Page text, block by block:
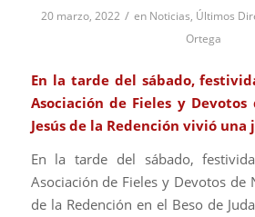
20 marzo, 2022 / en Noticias, Últimos
Ortega
En la tarde del sábado,
Asociación de Fieles y
Jesús de la Redención vivió
En la tarde del sábado,
Asociación de Fieles y Devotos de
de la Redención en el Beso de